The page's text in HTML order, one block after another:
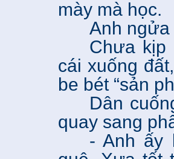
mày mà học.
Anh
Chưa kịp
cái xuống
be bét “sản
Dân
quay sang
- Anh ấy